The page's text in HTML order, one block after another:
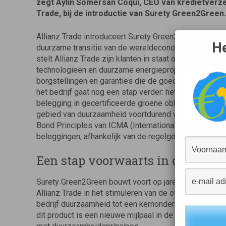
zegt Aylin Somersan Coqui, CEO van
Trade, bij de introductie van Surety Green2Green.
Allianz Trade introduceert Surety Green2Green als
duurzame transitie van de wereldeconomie te
stelt Allianz Trade zijn klanten in staat om deel te
technologieën en duurzame energieprojecten door de
borgstellingen en garanties die de goede uitvoering
het bedrijf gaat nog een stap verder: het bedrag van
belegging in gecertificeerde groene obligaties,
gebied van duurzaamheid voortdurend voedt. Het
Bond Principles van ICMA (International Capital
beleggingen, afhankelijk van de regelgeving die zich
Een stap voorwaarts in de
Surety Green2Green bouwt voort op jarenlange inzet
Allianz Trade in het stimuleren van de overgang. In
bedrijf duurzaamheid tot een kernonderdeel van
dit product is een nieuwe mijlpaal in de